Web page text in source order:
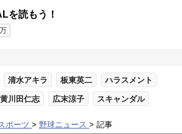
を読もう！
清水アキラ 板東英二 ハラスメント
黄川田仁志 広末涼子 スキャンダル
ポーツ 野球ニュース 記事